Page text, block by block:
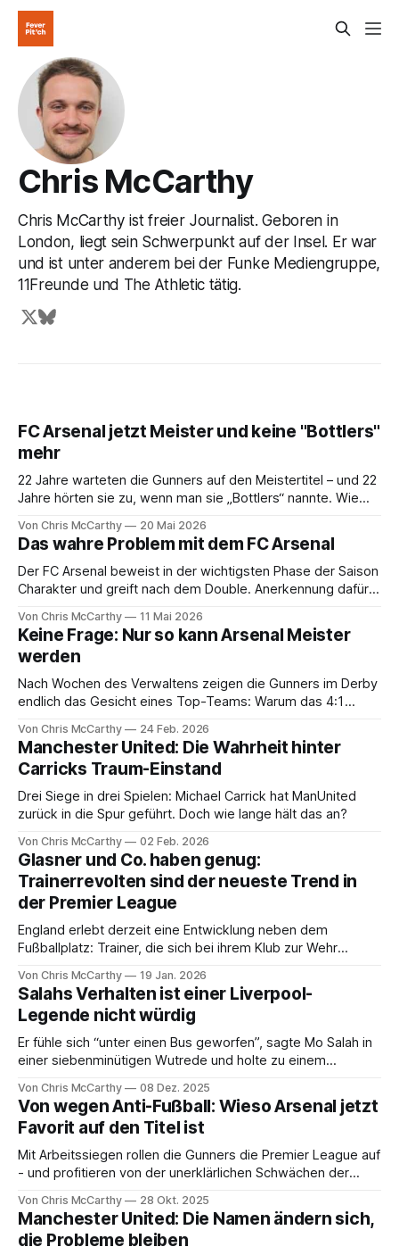
Chris McCarthy
Chris McCarthy ist freier Journalist. Geboren in
London, liegt sein Schwerpunkt auf der Insel. Er war
und ist unter anderem bei der Funke Mediengruppe,
11Freunde und The Athletic tätig.
FC Arsenal jetzt Meister und keine "Bottlers"
mehr
22 Jahre warteten die Gunners auf den Meistertitel – und 22
Jahre hörten sie zu, wenn man sie „Bottlers“ nannte. Wie
Elite-Einheit formte, die im Schlamm zu überleben lernte.
Von Chris McCarthy 20 Mai 2026
Das wahre Problem mit dem FC Arsenal
Der FC Arsenal beweist in der wichtigsten Phase der Saison
Charakter und greift nach dem Double. Anerkennung dafür
Von Chris McCarthy 11 Mai 2026
Keine Frage: Nur so kann Arsenal Meister
werden
Nach Wochen des Verwaltens zeigen die Gunners im Derby
endlich das Gesicht eines Top-Teams: Warum das 4:1
Von Chris McCarthy 24 Feb. 2026
Manchester United: Die Wahrheit hinter
Carricks Traum-Einstand
Drei Siege in drei Spielen: Michael Carrick hat ManUnited
zurück in die Spur geführt. Doch wie lange hält das an?
Von Chris McCarthy 02 Feb. 2026
Glasner und Co. haben genug:
Trainerrevolten sind der neueste Trend in
der Premier League
England erlebt derzeit eine Entwicklung neben dem
Fußballplatz: Trainer, die sich bei ihrem Klub zur Wehr
Von Chris McCarthy 19 Jan. 2026
Salahs Verhalten ist einer Liverpool-
Legende nicht würdig
Er fühle sich “unter einen Bus geworfen”, sagte Mo Salah in
einer siebenminütigen Wutrede und holte zu einem
Von Chris McCarthy 08 Dez. 2025
Von wegen Anti-Fußball: Wieso Arsenal jetzt
Favorit auf den Titel ist
Mit Arbeitssiegen rollen die Gunners die Premier League auf
- und profitieren von der unerklärlichen Schwächen der
Von Chris McCarthy 28 Okt. 2025
Manchester United: Die Namen ändern sich,
die Probleme bleiben